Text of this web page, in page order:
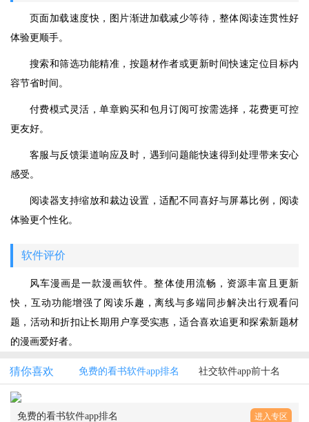
页面加载速度快，图片渐进加载减少等待，整体阅读连贯性好
体验更顺手。
搜索和筛选功能精准，按题材作者或更新时间快速定位目标内
容节省时间。
付费模式灵活，单章购买和包月订阅可按需选择，花费更可控
更友好。
客服与反馈渠道响应及时，遇到问题能快速得到处理带来安心
感受。
阅读器支持缩放和裁边设置，适配不同喜好与屏幕比例，阅读
体验更个性化。
软件评价
风车漫画是一款漫画软件。整体使用流畅，资源丰富且更新
快，互动功能增强了阅读乐趣，离线与多端同步解决出行观看问
题，活动和折扣让长期用户享受实惠，适合喜欢追更和探索新题材
的漫画爱好者。
猜你喜欢 免费的看书软件app排名 社交软件app前十名
免费的看书软件app排名 进入专区